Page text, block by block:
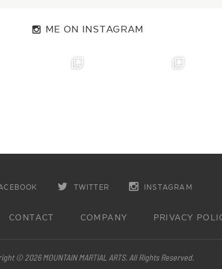
ME ON INSTAGRAM
TWITTER INSTAGRAM
CONTACT COMPANY PRIVACY
© 2026 MOUNTAIN MARTIAL ARTS. All Rights Reserved.